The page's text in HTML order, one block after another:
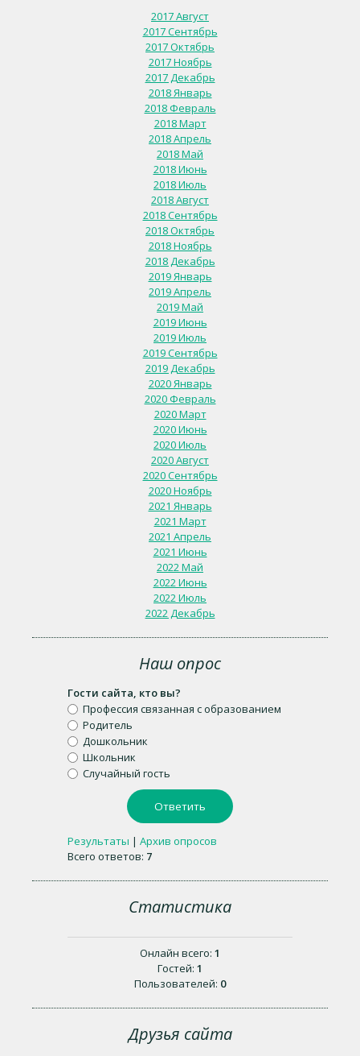
2017 Август
2017 Сентябрь
2017 Октябрь
2017 Ноябрь
2017 Декабрь
2018 Январь
2018 Февраль
2018 Март
2018 Апрель
2018 Май
2018 Июнь
2018 Июль
2018 Август
2018 Сентябрь
2018 Октябрь
2018 Ноябрь
2018 Декабрь
2019 Январь
2019 Апрель
2019 Май
2019 Июнь
2019 Июль
2019 Сентябрь
2019 Декабрь
2020 Январь
2020 Февраль
2020 Март
2020 Июнь
2020 Июль
2020 Август
2020 Сентябрь
2020 Ноябрь
2021 Январь
2021 Март
2021 Апрель
2021 Июнь
2022 Май
2022 Июнь
2022 Июль
2022 Декабрь
Наш опрос
Гости сайта, кто вы?
Профессия связанная с образованием
Родитель
Дошкольник
Школьник
Случайный гость
Результаты | Архив опросов
Всего ответов: 7
Статистика
Онлайн всего: 1
Гостей: 1
Пользователей: 0
Друзья сайта